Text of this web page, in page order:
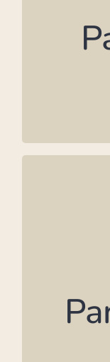
juegos
• Si lo
• Salas
• Ideal